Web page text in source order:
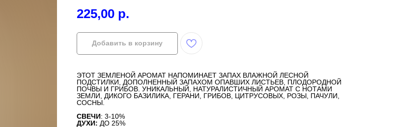
225,00 р.
Добавить в корзину
ЭТОТ ЗЕМЛЕНОЙ АРОМАТ НАПОМИНАЕТ ЗАПАХ ВЛАЖНОЙ ЛЕСНОЙ
ПОДСТИЛКИ, ДОПОЛНЕННЫЙ ЗАПАХОМ ОПАВШИХ ЛИСТЬЕВ, ПЛОДОРОДНОЙ
ПОЧВЫ И ГРИБОВ. УНИКАЛЬНЫЙ, НАТУРАЛИСТИЧНЫЙ АРОМАТ С НОТАМИ
ЗЕМЛИ, ДИКОГО БАЗИЛИКА, ГЕРАНИ, ГРИБОВ, ЦИТРУСОВЫХ, РОЗЫ, ПАЧУЛИ,
СОСНЫ.
СВЕЧИ: 3-10%
ДУХИ: ДО 25%